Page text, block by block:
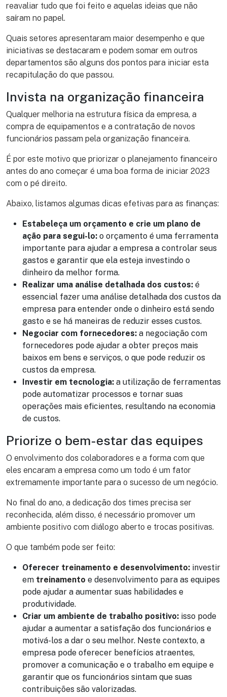
reavaliar tudo que foi feito e aquelas ideias que não
saíram no papel.
Quais setores apresentaram maior desempenho e que
iniciativas se destacaram e podem somar em outros
departamentos são alguns dos pontos para iniciar esta
recapitulação do que passou.
Invista na organização financeira
Qualquer melhoria na estrutura física da empresa, a
compra de equipamentos e a contratação de novos
funcionários passam pela organização financeira.
É por este motivo que priorizar o planejamento financeiro
antes do ano começar é uma boa forma de iniciar 2023
com o pé direito.
Abaixo, listamos algumas dicas efetivas para as finanças:
Estabeleça um orçamento e crie um plano de
ação para segui-lo: o orçamento é uma ferramenta
importante para ajudar a empresa a controlar seus
gastos e garantir que ela esteja investindo o
dinheiro da melhor forma.
Realizar uma análise detalhada dos custos: é
essencial fazer uma análise detalhada dos custos da
empresa para entender onde o dinheiro está sendo
gasto e se há maneiras de reduzir esses custos.
Negociar com fornecedores: a negociação com
fornecedores pode ajudar a obter preços mais
baixos em bens e serviços, o que pode reduzir os
custos da empresa.
Investir em tecnologia: a utilização de ferramentas
pode automatizar processos e tornar suas
operações mais eficientes, resultando na economia
de custos.
Priorize o bem-estar das equipes
O envolvimento dos colaboradores e a forma com que
eles encaram a empresa como um todo é um fator
extremamente importante para o sucesso de um negócio.
No final do ano, a dedicação dos times precisa ser
reconhecida, além disso, é necessário promover um
ambiente positivo com diálogo aberto e trocas positivas.
O que também pode ser feito:
Oferecer treinamento e desenvolvimento: investir
em treinamento e desenvolvimento para as equipes
pode ajudar a aumentar suas habilidades e
produtividade.
Criar um ambiente de trabalho positivo: isso pode
ajudar a aumentar a satisfação dos funcionários e
motivá-los a dar o seu melhor. Neste contexto, a
empresa pode oferecer benefícios atraentes,
promover a comunicação e o trabalho em equipe e
garantir que os funcionários sintam que suas
contribuições são valorizadas.